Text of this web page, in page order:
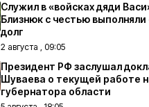
Служил в «войсках дяди
Близнюк с честью выполняли
долг
2 августа , 09:05
Президент РФ заслушал
Шуваева о текущей работе
губернатора области